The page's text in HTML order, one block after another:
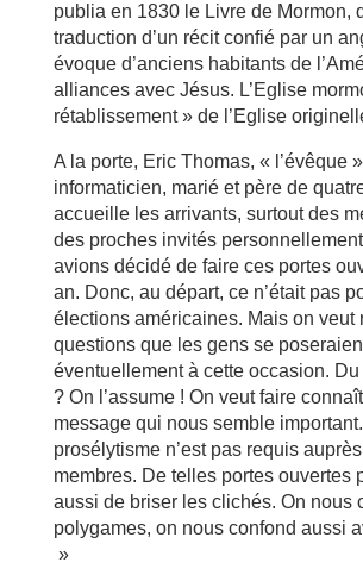
publia en 1830 le Livre de Mormon,
traduction d’un récit confié par un
évoque d’anciens habitants de
alliances avec Jésus. L’Eglise
rétablissement » de l’Eglise
A la porte, Eric Thomas, « l’évêque
informaticien, marié et père de
accueille les arrivants, surtout des
des proches invités
avions décidé de faire ces portes
an. Donc, au départ, ce n’était pas
élections américaines. Mais on veut
questions que les gens se
éventuellement à cette occasion.
? On l’assume ! On veut faire
message qui nous semble
prosélytisme n’est pas requis
membres. De telles portes ouvertes
aussi de briser les clichés. On nous
polygames, on nous confond aussi
»